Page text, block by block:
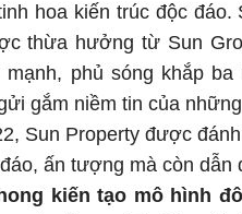
hoa kiến trúc độc
thừa hưởng từ Sun
mạnh, phủ sóng khắp
gắm niềm tin của
Sun Property được
ấn tượng mà còn
kiến tạo mô hình